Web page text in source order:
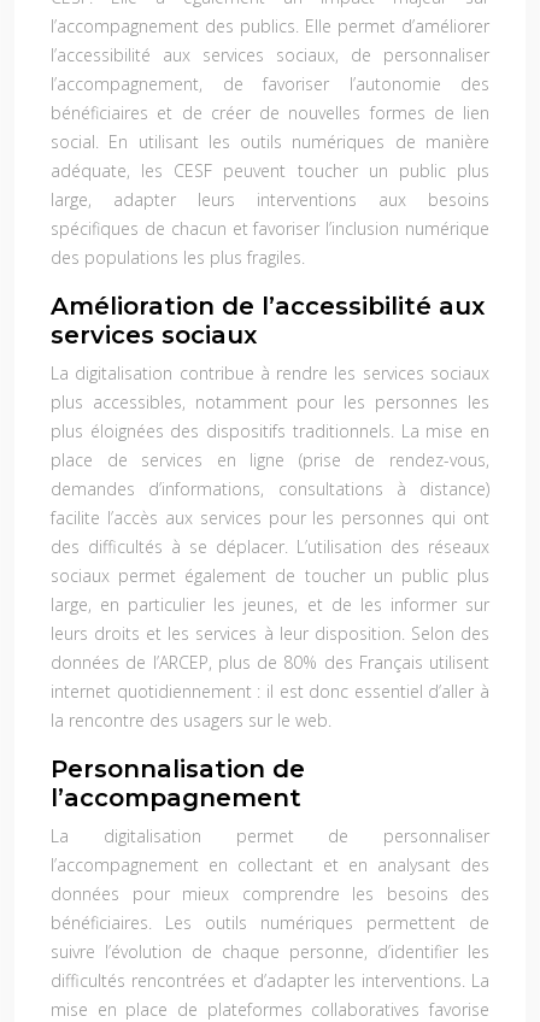
l’accompagnement des publics. Elle permet d’améliorer
l’accessibilité aux services sociaux, de personnaliser
l’accompagnement, de favoriser l’autonomie des
bénéficiaires et de créer de nouvelles formes de lien
social. En utilisant les outils numériques de manière
adéquate, les CESF peuvent toucher un public plus
large, adapter leurs interventions aux besoins
spécifiques de chacun et favoriser l’inclusion numérique
des populations les plus fragiles.
Amélioration de l’accessibilité aux
services sociaux
La digitalisation contribue à rendre les services sociaux
plus accessibles, notamment pour les personnes les
plus éloignées des dispositifs traditionnels. La mise en
place de services en ligne (prise de rendez-vous,
demandes d’informations, consultations à distance)
facilite l’accès aux services pour les personnes qui ont
des difficultés à se déplacer. L’utilisation des réseaux
sociaux permet également de toucher un public plus
large, en particulier les jeunes, et de les informer sur
leurs droits et les services à leur disposition. Selon des
données de l’ARCEP, plus de 80% des Français utilisent
internet quotidiennement : il est donc essentiel d’aller à
la rencontre des usagers sur le web.
Personnalisation de
l’accompagnement
La digitalisation permet de personnaliser
l’accompagnement en collectant et en analysant des
données pour mieux comprendre les besoins des
bénéficiaires. Les outils numériques permettent de
suivre l’évolution de chaque personne, d’identifier les
difficultés rencontrées et d’adapter les interventions. La
mise en place de plateformes collaboratives favorise